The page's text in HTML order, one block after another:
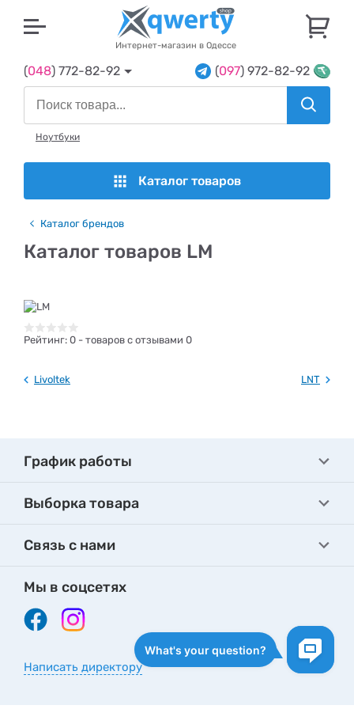
Интернет-магазин в Одессе
(048) 772-82-92 (097) 972-82-92
Ноутбуки
Каталог товаров
Каталог брендов
Каталог товаров LM
Рейтинг: 0 - товаров с отзывами 0
Livoltek LNT
График работы
Выборка товара
Связь с нами
Мы в соцсетях
Написать директору